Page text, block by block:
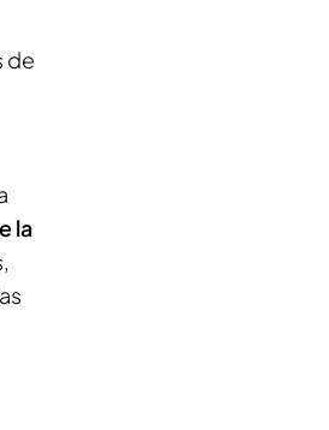
de
la